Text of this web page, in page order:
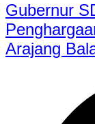
Gubernur
Arajang